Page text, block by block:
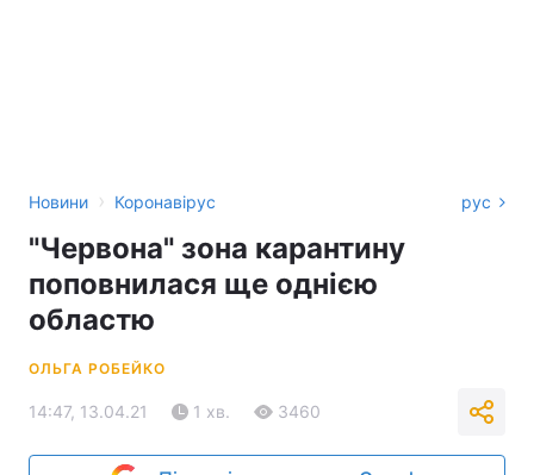
Новини › Коронавірус рус
"Червона" зона карантину
поповнилася ще однією
областю
ОЛЬГА РОБЕЙКО
14:47, 13.04.21 1 хв. 3460